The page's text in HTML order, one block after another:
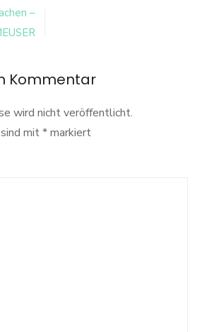
–
Kommentar
wird nicht veröffentlicht.
mit*markiert